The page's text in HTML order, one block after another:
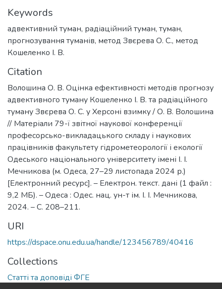
Keywords
адвективний туман, радіаційний туман, туман,
прогнозування туманів, метод Звєрева О. С., метод
Кошеленко І. В.
Citation
Волошина О. В. Оцінка ефективності методів прогнозу
адвективного туману Кошеленко І. В. та радіаційного
туману Звєрева О. С. у Херсоні взимку / О. В. Волошина
// Матеріали 79-ї звітної наукової конференції
професорсько-викладацького складу і наукових
працівників факультету гідрометеорології і екології
Одеського національного університету імені І. І.
Мечникова (м. Одеса, 27–29 листопада 2024 р.)
[Електронний ресурс]. – Електрон. текст. дані (1 файл :
9,2 МБ). – Одеса : Одес. нац. ун-т ім. І. І. Мечникова,
2024. – С. 208–211.
URI
https://dspace.onu.edu.ua/handle/123456789/40416
Collections
Статті та доповіді ФГЕ